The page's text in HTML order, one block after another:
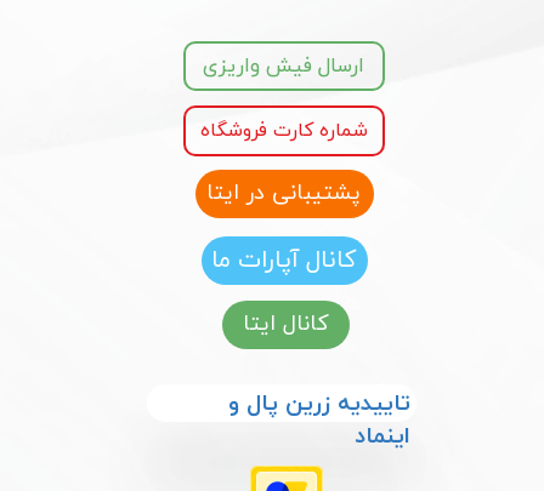
کانال آپارات ما
​​تاییدیه زرین پال و
اینماد
ارسال فیش واریزی
کانال ایتا
شماره کارت فروشگاه
پشتیبانی در ایتا